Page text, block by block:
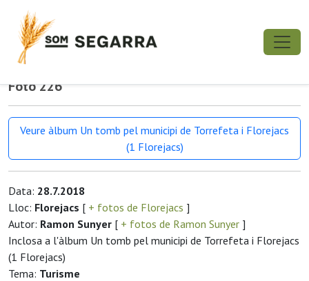
Foto 226
Veure àlbum Un tomb pel municipi de Torrefeta i Florejacs
(1 Florejacs)
Data: 28.7.2018
Lloc: Florejacs [ + fotos de Florejacs ]
Autor: Ramon Sunyer [ + fotos de Ramon Sunyer ]
Inclosa a l'àlbum Un tomb pel municipi de Torrefeta i Florejacs
(1 Florejacs)
Tema: Turisme